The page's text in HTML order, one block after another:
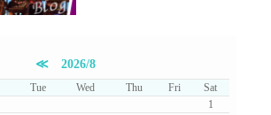
≪ 2026/8
Tue Wed Thu Fri
Sat
1